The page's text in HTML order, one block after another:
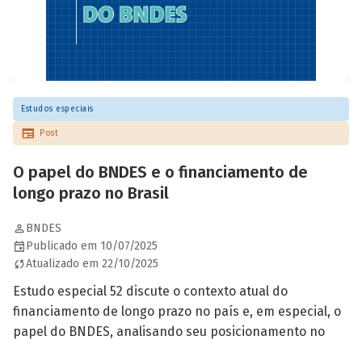
Estudos especiais
Post
O papel do BNDES e o financiamento de
longo prazo no Brasil
BNDES
Publicado em 10/07/2025
Atualizado em 22/10/2025
Estudo especial 52 discute o contexto atual do
financiamento de longo prazo no país e, em especial, o
papel do BNDES, analisando seu posicionamento no